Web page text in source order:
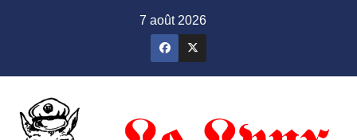
7 août 2026